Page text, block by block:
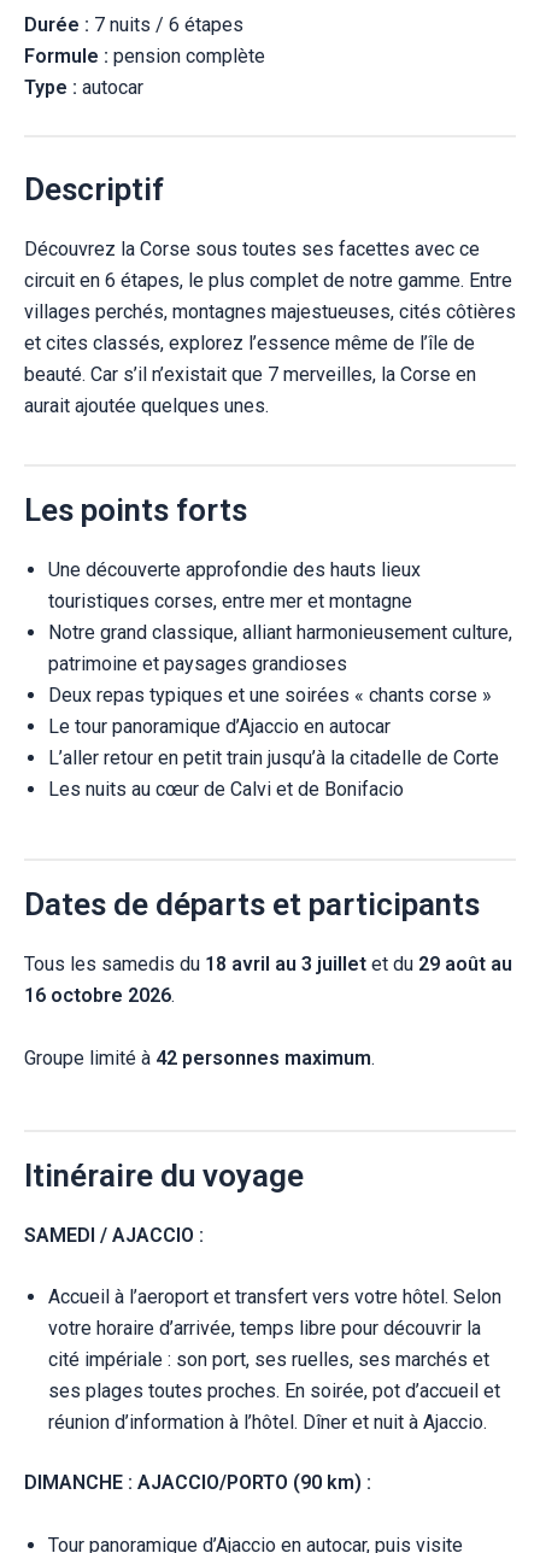
Durée : 7 nuits / 6 étapes
Formule : pension complète
Type : autocar
Descriptif
Découvrez la Corse sous toutes ses facettes avec ce
circuit en 6 étapes, le plus complet de notre gamme. Entre
villages perchés, montagnes majestueuses, cités côtières
et cites classés, explorez l’essence même de l’île de
beauté. Car s’il n’existait que 7 merveilles, la Corse en
aurait ajoutée quelques unes.
Les points forts
Une découverte approfondie des hauts lieux
touristiques corses, entre mer et montagne
Notre grand classique, alliant harmonieusement culture,
patrimoine et paysages grandioses
Deux repas typiques et une soirées « chants corse »
Le tour panoramique d’Ajaccio en autocar
L’aller retour en petit train jusqu’à la citadelle de Corte
Les nuits au cœur de Calvi et de Bonifacio
Dates de départs et participants
Tous les samedis du 18 avril au 3 juillet et du 29 août au
16 octobre 2026.
Groupe limité à 42 personnes maximum.
Itinéraire du voyage
SAMEDI / AJACCIO :
Accueil à l’aeroport et transfert vers votre hôtel. Selon
votre horaire d’arrivée, temps libre pour découvrir la
cité impériale : son port, ses ruelles, ses marchés et
ses plages toutes proches. En soirée, pot d’accueil et
réunion d’information à l’hôtel. Dîner et nuit à Ajaccio.
DIMANCHE : AJACCIO/PORTO (90 km) :
Tour panoramique d’Ajaccio en autocar, puis visite